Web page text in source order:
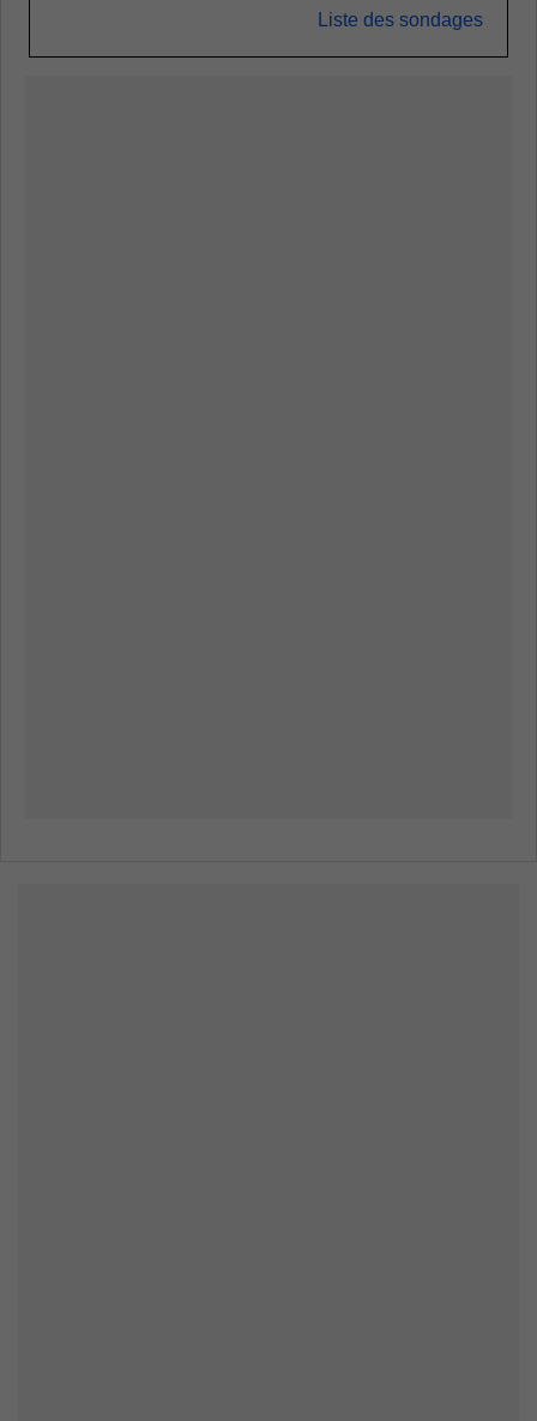
Liste des sondages